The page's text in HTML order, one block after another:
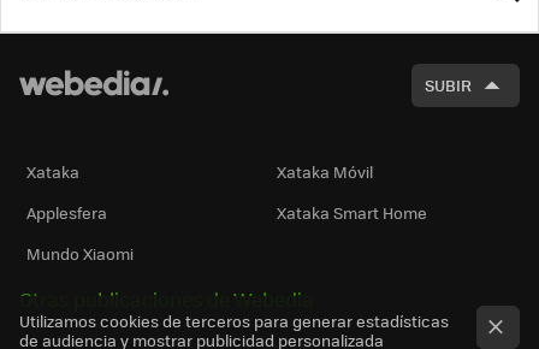
SUBIR
Xataka
Xataka Móvil
Applesfera
Xataka Smart Home
Mundo Xiaomi
Otras publicaciones de Webedia
Utilizamos cookies de terceros para generar estadísticas
de audiencia y mostrar publicidad personalizada